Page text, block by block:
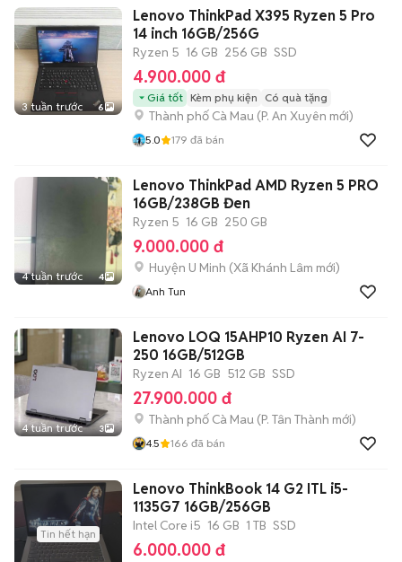
3 tuần trước 6
Lenovo ThinkPad X395 Ryzen 5 Pro
14 inch 16GB/256G
Ryzen 5 16 GB 256 GB SSD
4.900.000 đ
Giá tốt Kèm phụ kiện Có quà tặng
Thành phố Cà Mau (P. An Xuyên mới)
5.0 179 đã bán
4 tuần trước 4
Lenovo ThinkPad AMD Ryzen 5 PRO
16GB/238GB Đen
Ryzen 5 16 GB 250 GB
9.000.000 đ
Huyện U Minh (Xã Khánh Lâm mới)
Anh Tun
4 tuần trước 3
Lenovo LOQ 15AHP10 Ryzen AI 7-
250 16GB/512GB
Ryzen AI 16 GB 512 GB SSD
27.900.000 đ
Thành phố Cà Mau (P. Tân Thành mới)
4.5 166 đã bán
Tin hết hạn
Lenovo ThinkBook 14 G2 ITL i5-
1135G7 16GB/256GB
Intel Core i5 16 GB 1 TB SSD
6.000.000 đ